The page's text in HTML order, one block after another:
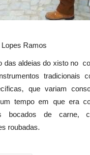
Ramos
das aldeias do xisto
tradicionais
que variam
tempo em que era
bocados de carne,
roubadas.